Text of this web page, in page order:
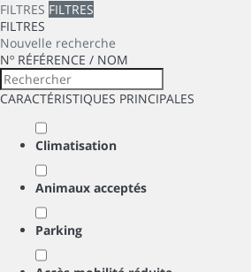
FILTRES FILTRES
FILTRES
Nouvelle recherche
Nº RÉFÉRENCE / NOM
CARACTÉRISTIQUES PRINCIPALES
Climatisation
Animaux acceptés
Parking